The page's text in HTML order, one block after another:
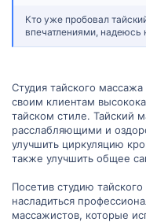
Кто уже пробовал
впечатлениями, надеюсь
Студия тайского
своим клиентам
тайском стиле. Тайский
расслабляющими и
улучшить циркуляцию
также улучшить общее
Посетив студию
насладиться
массажистов, которые